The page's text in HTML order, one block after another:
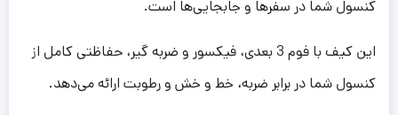
کنسول شما در سفرها و جابجایی‌ها است.
این کیف با فوم 3 بعدی، فیکسور و ضربه گیر، حفاظتی کامل از
کنسول شما در برابر ضربه، خط و خش و رطوبت ارائه می‌دهد.